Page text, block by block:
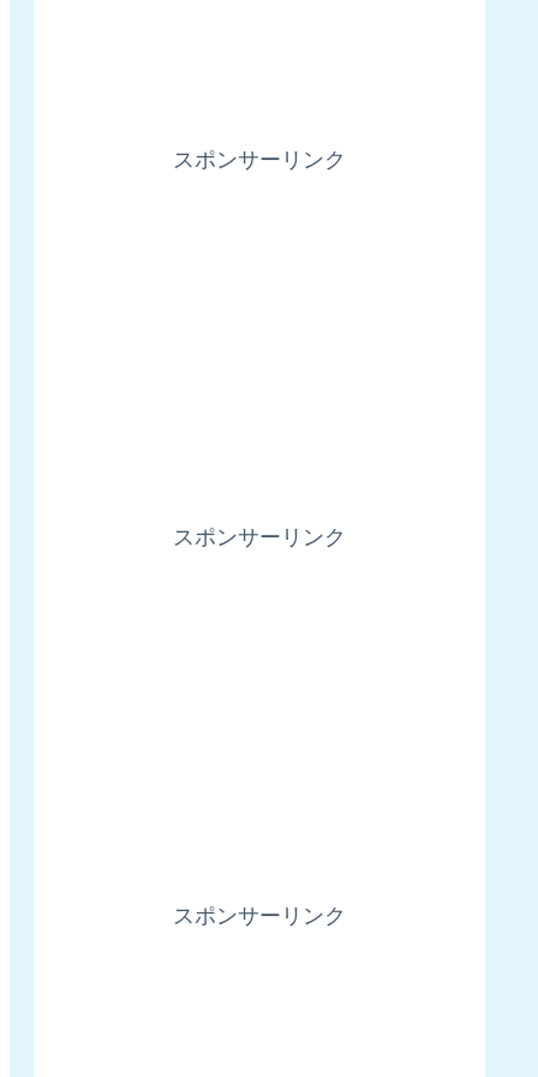
スポンサーリンク
スポンサーリンク
スポンサーリンク